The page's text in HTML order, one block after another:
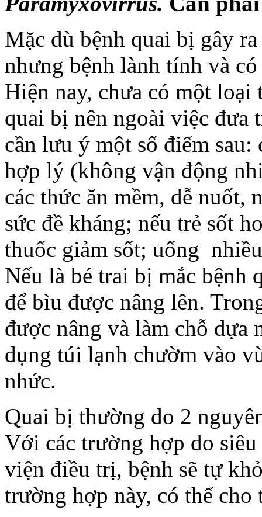
Mặc dù bệnh quai bị gây
nhưng bệnh lành tính và
Hiện nay, chưa có một
quai bị nên ngoài việc đưa
cần lưu ý một số điểm
hợp lý (không vận động
các thức ăn mềm, dễ nuốt,
sức đề kháng; nếu trẻ sốt
thuốc giảm sốt; uống
Nếu là bé trai bị mắc bệnh
để bìu được nâng lên.
được nâng và làm chỗ dựa
dụng túi lạnh chườm vào
nhức.
Quai bị thường do 2
Với các trường hợp do
viện điều trị, bệnh sẽ tự
trường hợp này, có thể cho